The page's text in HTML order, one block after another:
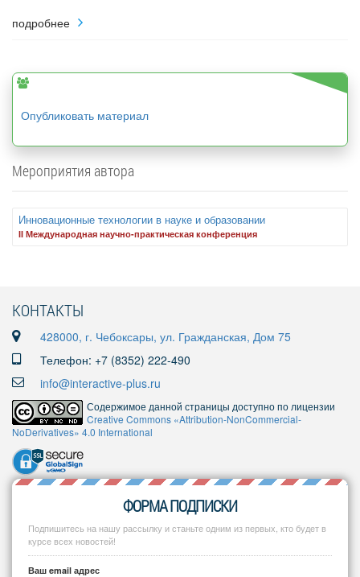
подробнее
Опубликовать материал
Мероприятия автора
Инновационные технологии в науке и образовании
II Международная научно-практическая конференция
КОНТАКТЫ
428000, г. Чебоксары, ул. Гражданская, Дом 75
Телефон: +7 (8352) 222-490
info@interactive-plus.ru
Содержимое данной страницы доступно по лицензии
Creative Commons «Attribution-NonCommercial-
NoDerivatives» 4.0 International
ФОРМА ПОДПИСКИ
Подпишитесь на нашу рассылку и станьте одним из первых, кто будет в
курсе всех новостей!
Ваш email адрес